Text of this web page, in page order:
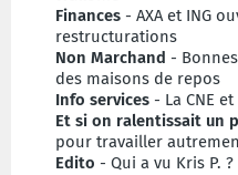
Finances - AXA et ING
restructurations
Non Marchand -
des maisons de repos
Info services - La CNE
Et si on ralentissait un
pour travailler
Edito - Qui a vu Kris P. ?